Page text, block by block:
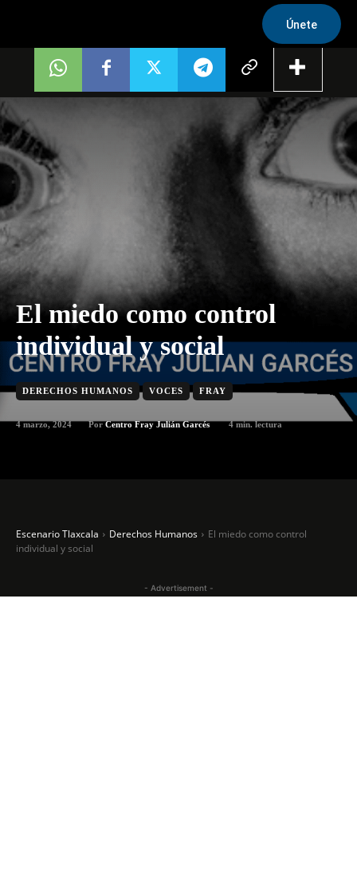
Únete
El miedo como control
individual y social
DERECHOS HUMANOS VOCES FRAY
4 marzo, 2024 Por Centro Fray Julián Garcés 4min. lectura
Escenario Tlaxcala Derechos Humanos
El miedo como control
individual y social
- Advertisement -